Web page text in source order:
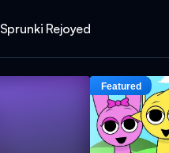
Sprunki Rejoyed